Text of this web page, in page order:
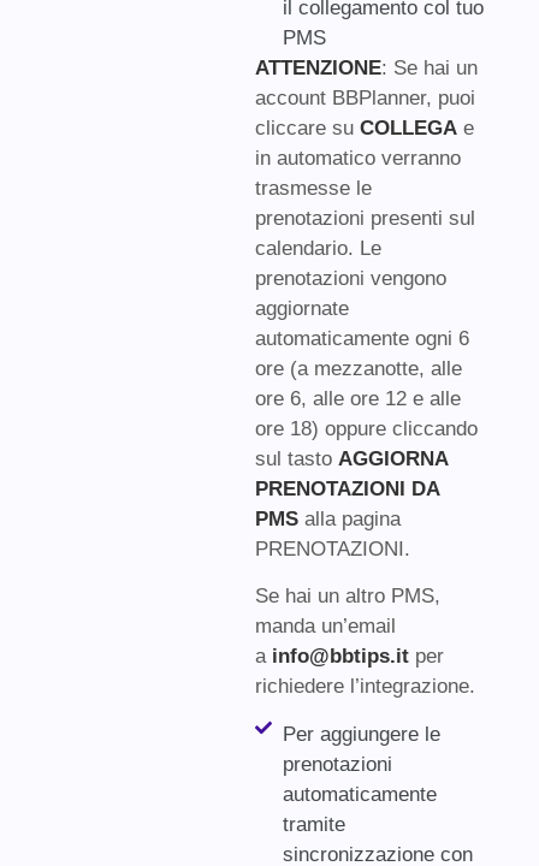
il collegamento col tuo
PMS
ATTENZIONE: Se hai un
account BBPlanner, puoi
cliccare suCOLLEGAe
in automatico verranno
trasmesse le
prenotazioni presenti sul
calendario. Le
prenotazioni vengono
aggiornate
automaticamente ogni 6
ore (a mezzanotte, alle
ore 6, alle ore 12 e alle
ore 18) oppure cliccando
sul tasto AGGIORNA
PRENOTAZIONI DA
PMSalla pagina
PRENOTAZIONI.
Se hai un altro PMS,
manda un’email
ainfo@bbtips.it per
richiedere l’integrazione.
Per aggiungere le
prenotazioni
automaticamente
tramite
sincronizzazione con